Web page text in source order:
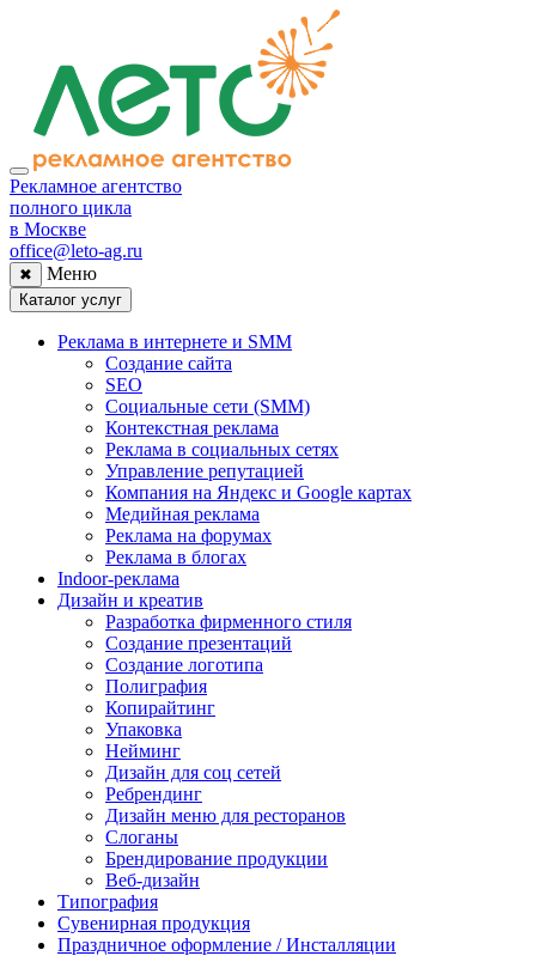
Рекламное агентство
полного цикла
в Москве
office@leto-ag.ru
✖ Меню
Каталог услуг
Реклама в интернете и SMM
Создание сайта
SEO
Социальные сети (SMM)
Контекстная реклама
Реклама в социальных сетях
Управление репутацией
Компания на Яндекс и Google картах
Медийная реклама
Реклама на форумах
Реклама в блогах
Indoor-реклама
Дизайн и креатив
Разработка фирменного стиля
Создание презентаций
Создание логотипа
Полиграфия
Копирайтинг
Упаковка
Нейминг
Дизайн для соц сетей
Ребрендинг
Дизайн меню для ресторанов
Слоганы
Брендирование продукции
Веб-дизайн
Типография
Сувенирная продукция
Праздничное оформление / Инсталляции